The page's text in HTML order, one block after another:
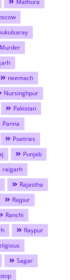
Murder
neemach
Nursinghpur
Pakistan
Panna
Poetries
Punjab
raigarh
Rajastha
Rajpur
Ranchi
Raypur
Sagar